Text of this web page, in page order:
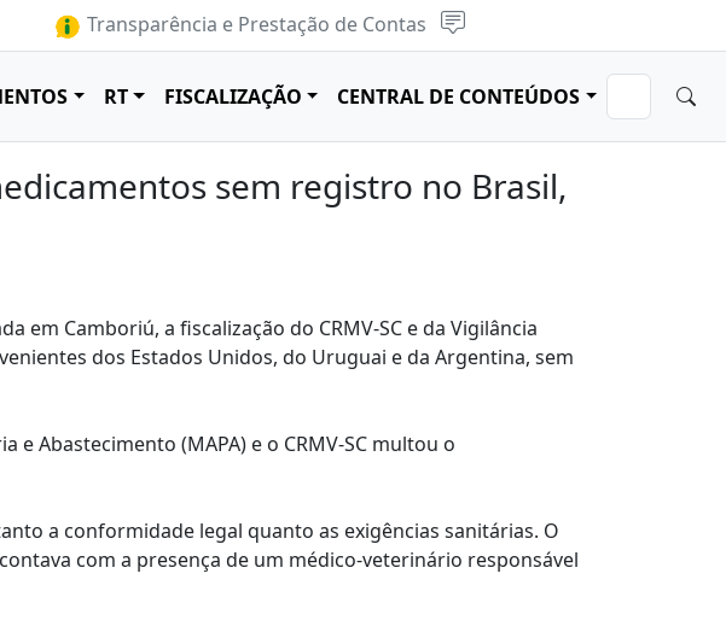
Transparência e Prestação de Contas
RT FISCALIZAÇÃO CENTRAL DE CONTEÚDOS
sem registro no Brasil,
Camboriú, a fiscalização do CRMV-SC e da Vigilância
dos Estados Unidos, do Uruguai e da Argentina, sem
e Abastecimento (MAPA) e o CRMV-SC multou o
a conformidade legal quanto as exigências sanitárias. O
com a presença de um médico-veterinário responsável